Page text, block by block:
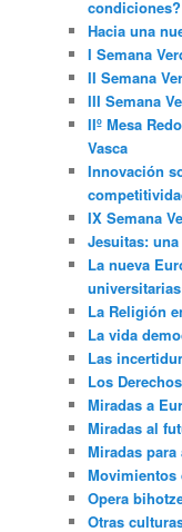
condiciones?
Hacia una
I Semana
II Semana
III Semana
IIº Mesa
Vasca
Innovación
IX Semana
Jesuitas:
La nueva
La Religión
La vida
Las
Los
Miradas a
Miradas al
Miradas para
Movimientos
Opera
Otras